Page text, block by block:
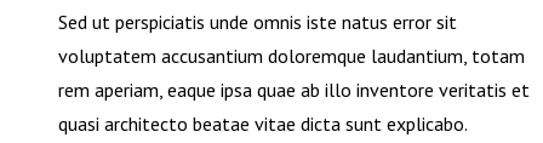
Sed ut perspiciatis unde omnis iste natus error sit
voluptatem accusantium doloremque laudantium, totam
rem aperiam, eaque ipsa quae ab illo inventore veritatis et
quasi architecto beatae vitae dicta sunt explicabo.